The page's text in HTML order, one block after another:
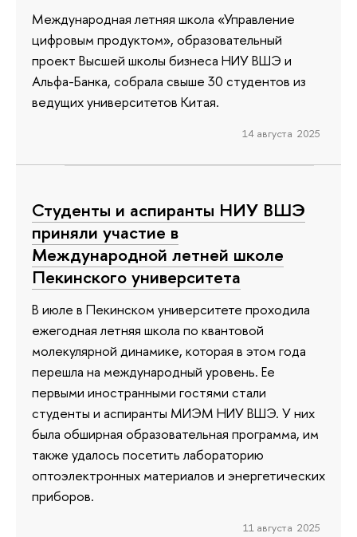
Международная летняя школа «Управление
цифровым продуктом», образовательный
проект Высшей школы бизнеса НИУ ВШЭ и
Альфа-Банка, собрала свыше 30 студентов из
ведущих университетов Китая.
14 августа 2025
Студенты и аспиранты НИУ ВШЭ
приняли участие в
Международной летней школе
Пекинского университета
В июле в Пекинском университете проходила
ежегодная летняя школа по квантовой
молекулярной динамике, которая в этом года
перешла на международный уровень. Ее
первыми иностранными гостями стали
студенты и аспиранты МИЭМ НИУ ВШЭ. У них
была обширная образовательная программа, им
также удалось посетить лабораторию
оптоэлектронных материалов и энергетических
приборов.
11 августа 2025